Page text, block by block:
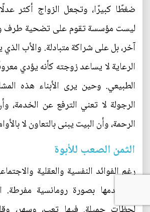
ضغطًا كبيرًا، وتجعل الزواج أكثر عدلًا
ليست مؤسسة تقوم على تضحية طرف
آخر، بل على شراكة متبادلة. والأب
الرعاية لا يساعد زوجته كأنه يؤدي
الطبيعي. وحين يرى الأبناء هذه
الرجولة لا تعني الترفع عن الخدمة،
الرحمة، وأن البيت يبنى بالتعاون لا
الثمن الصعب للأبوة
رغم الفوائد النفسية والعقلية
أن نقدمها بصورة رومانسية مفرطة.